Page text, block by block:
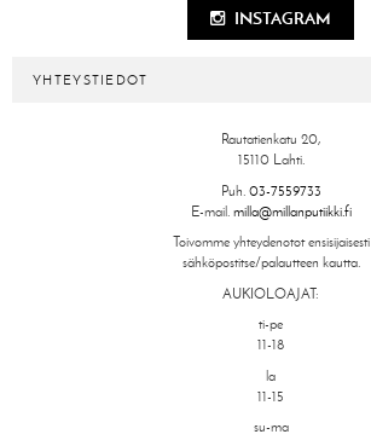
INSTAGRAM
YHTEYSTIEDOT
Rautatienkatu 20,
15110 Lahti.
Puh. 03-7559733
E-mail. milla@millanputiikki.fi
Toivomme yhteydenotot ensisijaisesti
sähköpostitse/palautteen kautta.
AUKIOLOAJAT:
ti-pe
11-18
la
11-15
su-ma